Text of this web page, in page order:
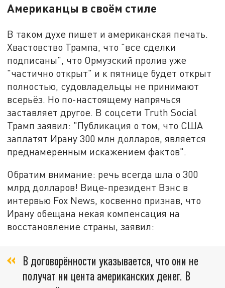
Американцы в своём стиле
В таком духе пишет и американская печать.
Хвастовство Трампа, что "все сделки
подписаны", что Ормузский пролив уже
"частично открыт" и к пятнице будет открыт
полностью, судовладельцы не принимают
всерьёз. Но по-настоящему напрячься
заставляет другое. В соцсети Truth Social
Трамп заявил: "Публикация о том, что США
заплатят Ирану 300 млн долларов, является
преднамеренным искажением фактов".
Обратим внимание: речь всегда шла о 300
млрд долларов! Вице-президент Вэнс в
интервью Fox News, косвенно признав, что
Ирану обещана некая компенсация на
восстановление страны, заявил:
В договорённости указывается, что они не
получат ни цента американских денег. В